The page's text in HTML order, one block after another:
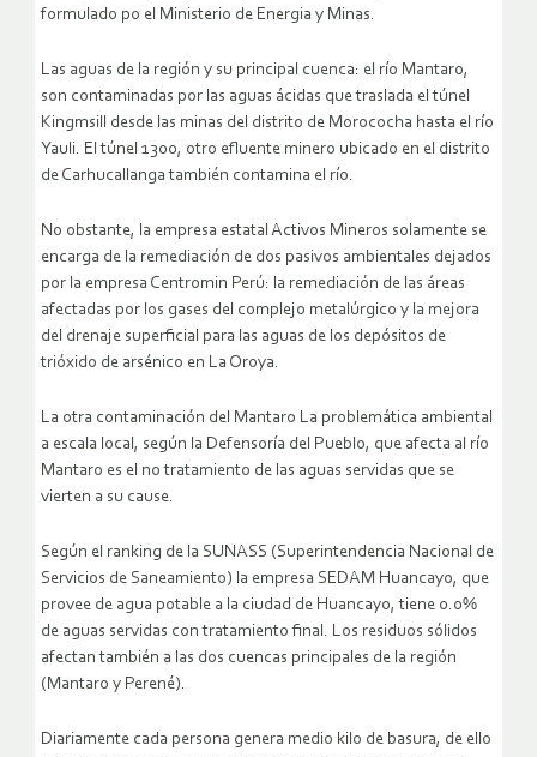
formulado po el Ministerio de Energia y Minas.
Las aguas de la región y su principal cuenca: el río Mantaro,
son contaminadas por las aguas ácidas que traslada el túnel
Kingmsill desde las minas del distrito de Morococha hasta el río
Yauli. El túnel 1300, otro efluente minero ubicado en el distrito
de Carhucallanga también contamina el río.
No obstante, la empresa estatal Activos Mineros solamente se
encarga de la remediación de dos pasivos ambientales dejados
por la empresa Centromin Perú: la remediación de las áreas
afectadas por los gases del complejo metalúrgico y la mejora
del drenaje superficial para las aguas de los depósitos de
trióxido de arsénico en La Oroya.
La otra contaminación del Mantaro La problemática ambiental
a escala local, según la Defensoría del Pueblo, que afecta al río
Mantaro es el no tratamiento de las aguas servidas que se
vierten a su cause.
Según el ranking de la SUNASS (Superintendencia Nacional de
Servicios de Saneamiento) la empresa SEDAM Huancayo, que
provee de agua potable a la ciudad de Huancayo, tiene 0.0%
de aguas servidas con tratamiento final. Los residuos sólidos
afectan también a las dos cuencas principales de la región
(Mantaro y Perené).
Diariamente cada persona genera medio kilo de basura, de ello